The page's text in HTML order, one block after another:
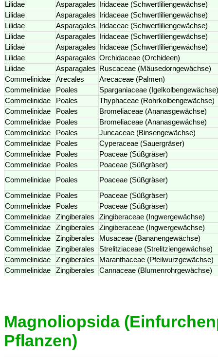
Lilidae Asparagales
Iridaceae (Schwertliliengewächse)
Lilidae
Asparagales
Iridaceae (Schwertliliengewächse)
Lilidae
Asparagales
Iridaceae (Schwertliliengewächse)
Lilidae
Asparagales
Iridaceae (Schwertliliengewächse)
Lilidae
Asparagales
Iridaceae (Schwertliliengewächse)
Lilidae
Asparagales Orchidaceae (Orchideen)
Lilidae
Asparagales
Ruscaceae (Mäusedorngewächse)
Commelinidae
Arecales
Arecaceae (Palmen)
Commelinidae
Poales
Sparganiaceae (Igelkolbengewächse)
Commelinidae
Poales
Thyphaceae (Rohrkolbengewächse)
Commelinidae
Poales
Bromeliaceae (Ananasgewächse)
Commelinidae
Poales
Bromeliaceae (Ananasgewächse)
Commelinidae
Poales
Juncaceae (Binsengewächse)
Commelinidae
Poales
Cyperaceae (Sauergräser)
Commelinidae
Poales
Poaceae (Süßgräser)
Commelinidae
Poales
Poaceae (Süßgräser)
Commelinidae
Poales
Poaceae (Süßgräser)
Commelinidae
Poales
Poaceae (Süßgräser)
Commelinidae
Poales
Poaceae (Süßgräser)
Commelinidae
Zingiberales
Zingiberaceae (Ingwergewächse)
Commelinidae
Zingiberales
Zingiberaceae (Ingwergewächse)
Commelinidae
Zingiberales
Musaceae (Bananengewächse)
Commelinidae
Zingiberales
Strelitziaceae (Strelitziengewächse)
Commelinidae
Zingiberales
Maranthaceae (Pfeilwurzgewächse)
Commelinidae
Zingiberales Cannaceae (Blumenrohrgewächse)
Magnoliopsida
Pflanzen)